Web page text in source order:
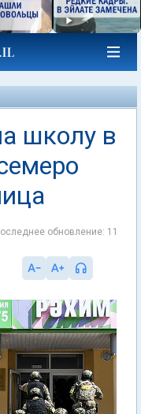
школу в
обновление: 11